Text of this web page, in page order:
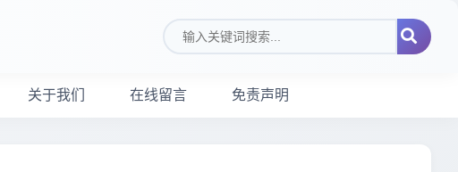
搜索关键词
关于我们 在线留言 免责声明